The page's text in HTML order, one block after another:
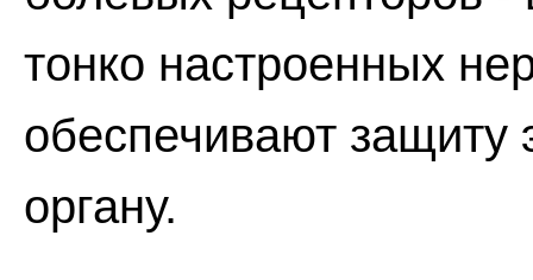
тонко настроенных
обеспечивают
органу.